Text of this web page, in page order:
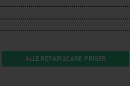
ALLE REPAIR2CARE-PRISER